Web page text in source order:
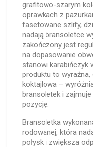
grafitowo-szarym
oprawkach z
fasetowane szlify,
nadają bransoletce
zakończony jest
na dopasowanie
stanowi karabińczyk
produktu to
koktajlowa –
bransoletek i
pozycję.
Bransoletka
rodowanej, która
połysk i zwiększa